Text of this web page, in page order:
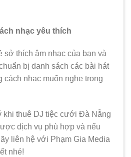
nhạc yêu thích
sở thích âm nhạc của bạn và
bị danh sách các bài hát
cách nhạc muốn nghe trong
khi thuê DJ tiệc cưới Đà Nẵng
dịch vụ phù hợp và nếu
liên hệ với Phạm Gia Media
nhé!